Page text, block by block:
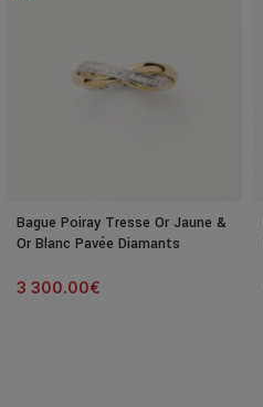
Bague Poiray Tresse Or Jaune &
Or Blanc Pavée Diamants
3 300.00€